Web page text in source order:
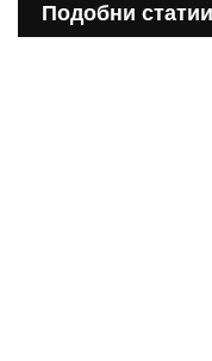
Подобни статии